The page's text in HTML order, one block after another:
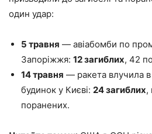
один удар:
5 травня — авіабомби по
Запоріжжя: 12 загиблих, 42
14 травня — ракета влучила в
будинок у Києві: 24 загиблих,
поранених.